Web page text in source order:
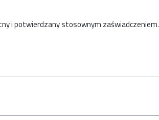
i potwierdzany stosownym zaświadczeniem.